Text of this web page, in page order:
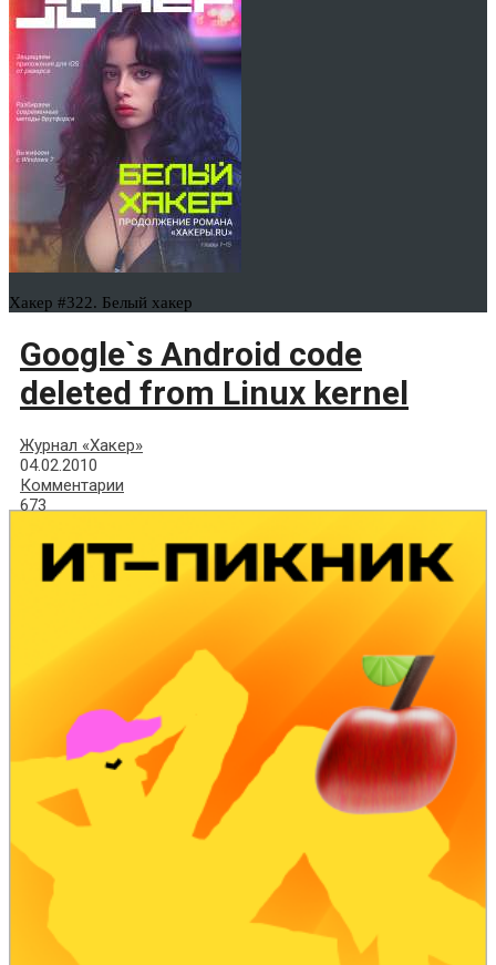
Хакер #322. Белый хакер
Google`s Android code
deleted from Linux kernel
Журнал «Хакер»
04.02.2010
Комментарии
673